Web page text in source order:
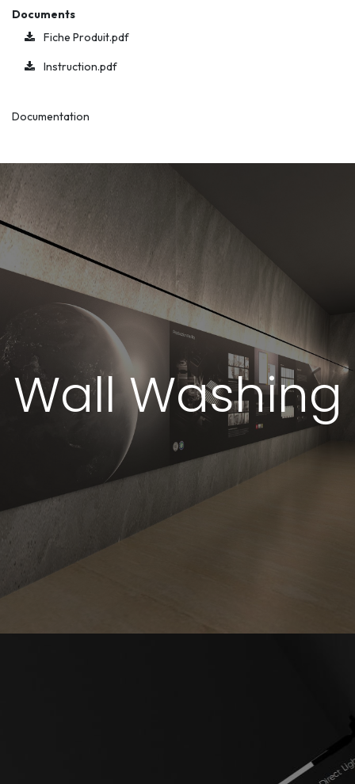
Documents
Fiche Produit.pdf
Instruction.pdf
Documentation
Wall Washing